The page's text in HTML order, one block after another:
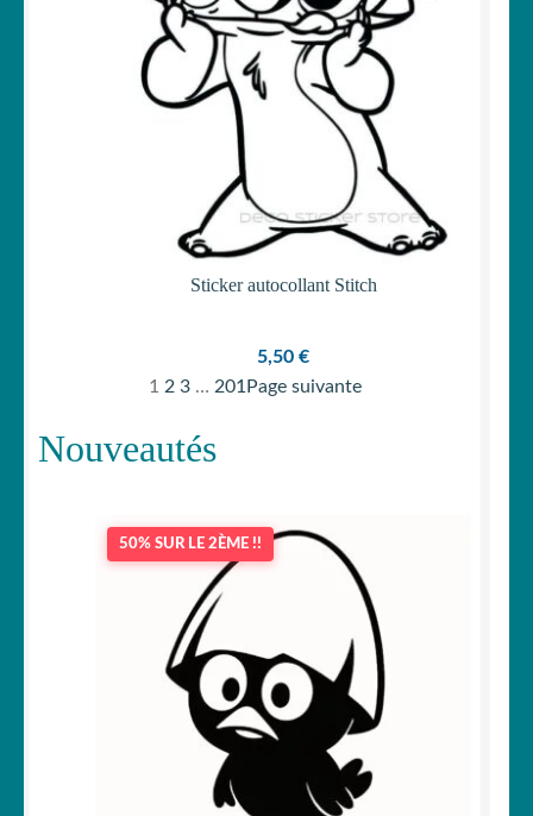
Sticker autocollant Stitch
5,50 €
1 2 3 … 201 Page suivante
Nouveautés
50% SUR LE 2ÈME !!